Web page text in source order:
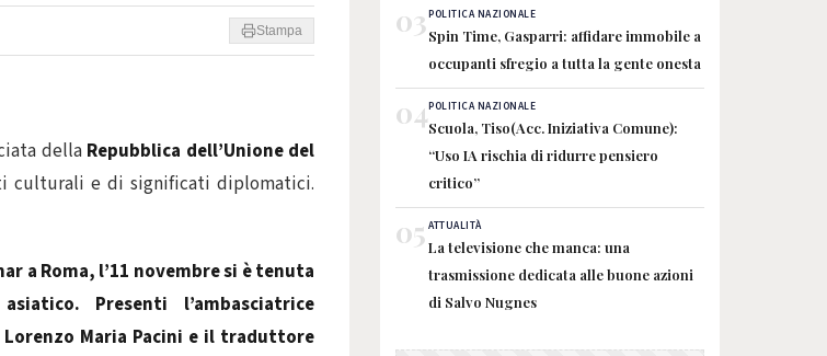
Stampa
della Repubblica dell’Unione del
culturali e di significati diplomatici.
a Roma, l’11 novembre si è tenuta
Presenti l’ambasciatrice
Maria Pacini e il traduttore
03POLITICA NAZIONALE
Spin Time, Gasparri: affidare immobile a
occupanti sfregio a tutta la gente onesta
04POLITICA NAZIONALE
Scuola, Tiso(Acc. Iniziativa Comune):
“Uso IA rischia di ridurre pensiero
critico”
05 ATTUALITÀ
La televisione che manca: una
trasmissione dedicata alle buone azioni
di Salvo Nugnes